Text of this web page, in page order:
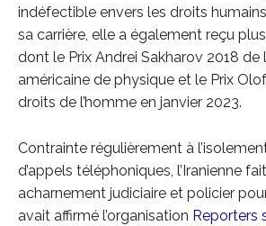
indéfectible envers les droits
sa carrière, elle a également reçu
dont le Prix Andrei Sakharov 2018 de
américaine de physique et le Prix
droits de l’homme en janvier 2023.
Contrainte régulièrement à
d’appels téléphoniques, l’Iranienne fait
acharnement judiciaire et policier
avait affirmé l’organisation Reporters